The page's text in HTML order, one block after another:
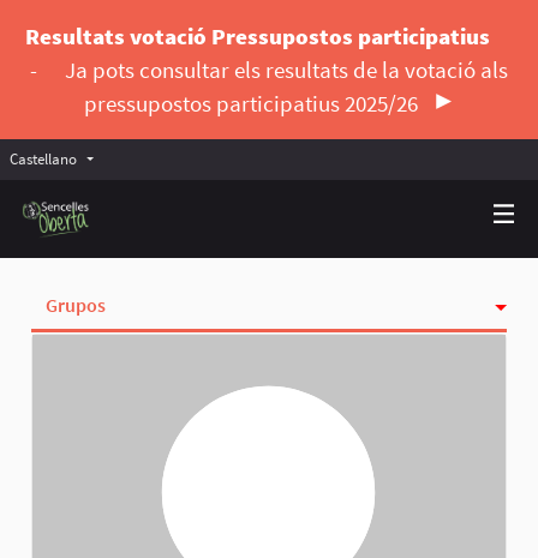
Resultats votació Pressupostos participatius
-
Ja pots consultar els resultats de la votació als
pressupostos participatius 2025/26
Castellano Triar la llengua
Grupos